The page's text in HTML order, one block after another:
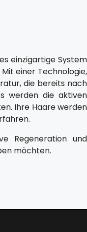
einzigartige System
einer Technologie,
die bereits nach
werden die aktiven
Ihre Haare werden
Regeneration und
möchten.